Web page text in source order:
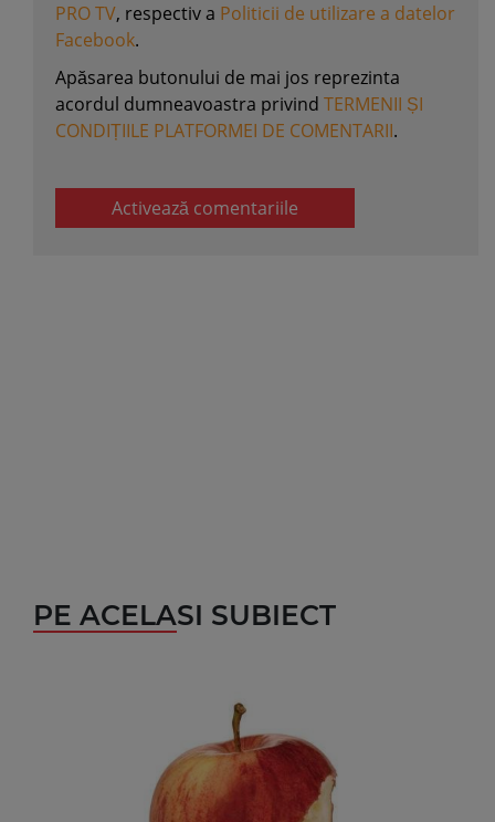
PRO TV, respectiv a Politicii de utilizare a datelor
Facebook.
Apăsarea butonului de mai jos reprezinta
acordul dumneavoastra privind TERMENII ȘI
CONDIȚIILE PLATFORMEI DE COMENTARII.
Activează comentariile
PE ACELASI SUBIECT